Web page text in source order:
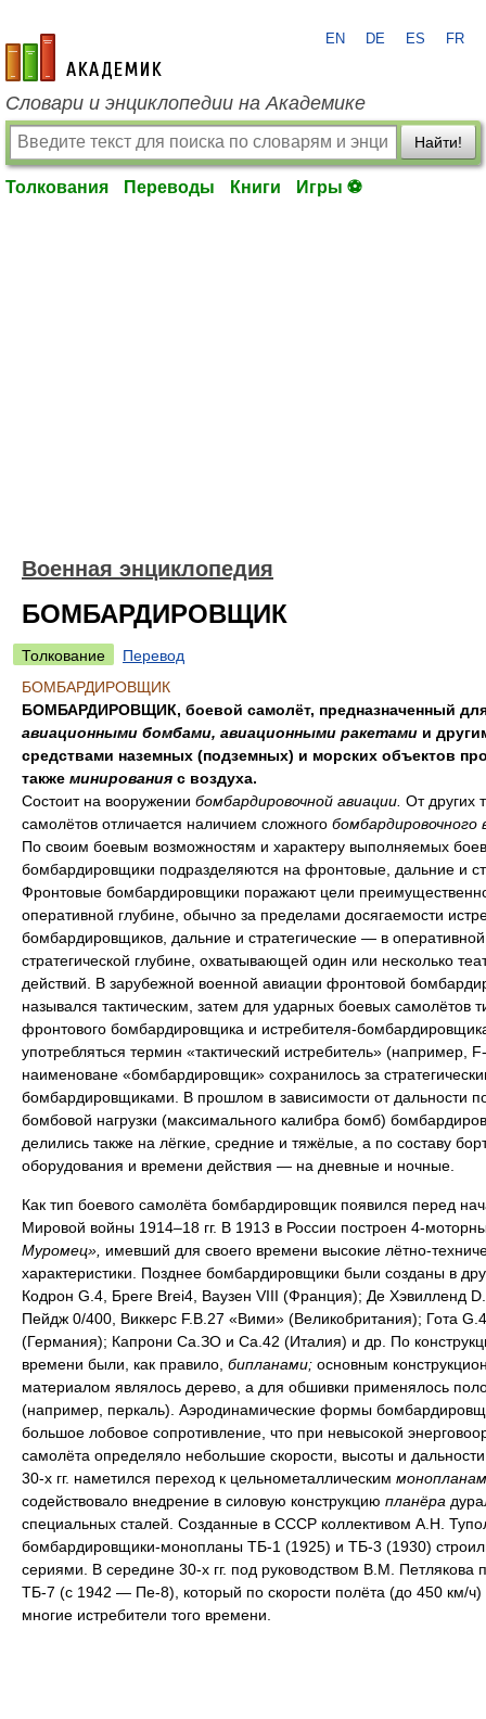
academic.ru
EN DE ES FR
Словари и энциклопедии на Академике
Найти!
Толкования Переводы Книги Игры ⚽
Военная энциклопедия
БОМБАРДИРОВЩИК
Толкование
Перевод
БОМБАРДИРОВЩИК
БОМБАРДИРОВЩИК, боевой самолёт, предназначенный
авиационными бомбами, авиационными ракетами и
средствами наземных (подземных) и морских объектов
также минирования с воздуха.
Состоит на вооружении бомбардировочной авиации. От других
самолётов отличается наличием сложного бомбардировочного
По своим боевым возможностям и характеру выполняемых
бомбардировщики подразделяются на фронтовые, дальние и
Фронтовые бомбардировщики поражают цели
оперативной глубине, обычно за пределами досягаемости
бомбардировщиков, дальние и стратегические — в
стратегической глубине, охватывающей один или несколько
действий. В зарубежной военной авиации фронтовой
назывался тактическим, затем для ударных боевых самолётов
фронтового бомбардировщика и истребителя-
употребляться термин «тактический истребитель» (например,
наименоване «бомбардировщик» сохранилось за
бомбардировщиками. В прошлом в зависимости от дальности
бомбовой нагрузки (максимального калибра бомб)
делились также на лёгкие, средние и тяжёлые, а по составу
оборудования и времени действия — на дневные и ночные.
Как тип боевого самолёта бомбардировщик появился перед
Мировой войны 1914–18 гг. В 1913 в России построен 4-
Муромец», имевший для своего времени высокие лётно-
характеристики. Позднее бомбардировщики были созданы в
Кодрон G.4, Бреге Brei4, Ваузен VIII (Франция); Де Хэвилленд
Пейдж 0/400, Виккерс F.B.27 «Вими» (Великобритания); Гота
(Германия); Капрони Са.ЗО и Са.42 (Италия) и др. По
времени были, как правило, бипланами; основным
материалом являлось дерево, а для обшивки применялось
(например, перкаль). Аэродинамические формы
большое лобовое сопротивление, что при невысокой
самолёта определяло небольшие скорости, высоты и
30-х гг. наметился переход к цельнометаллическим
содействовало внедрение в силовую конструкцию планёра
специальных сталей. Созданные в СССР коллективом А.Н.
бомбардировщики-монопланы ТБ-1 (1925) и ТБ-3 (1930)
сериями. В середине 30-х гг. под руководством В.М. Петлякова
ТБ-7 (с 1942 — Пе-8), который по скорости полёта (до 450 км/ч)
многие истребители того времени.